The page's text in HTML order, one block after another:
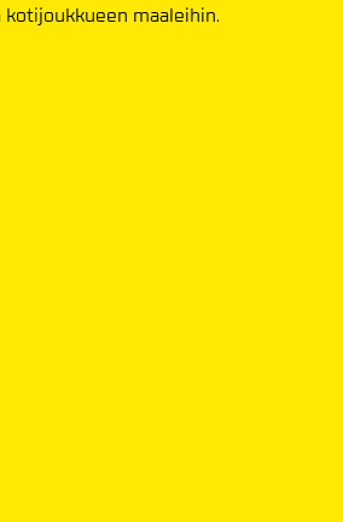
kotijoukkueen maaleihin.